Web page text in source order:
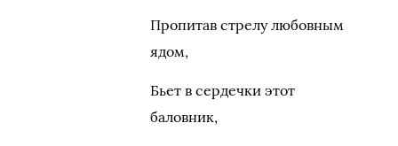
Пропитав стрелу любовным
ядом,
Бьет в сердечки этот
баловник,